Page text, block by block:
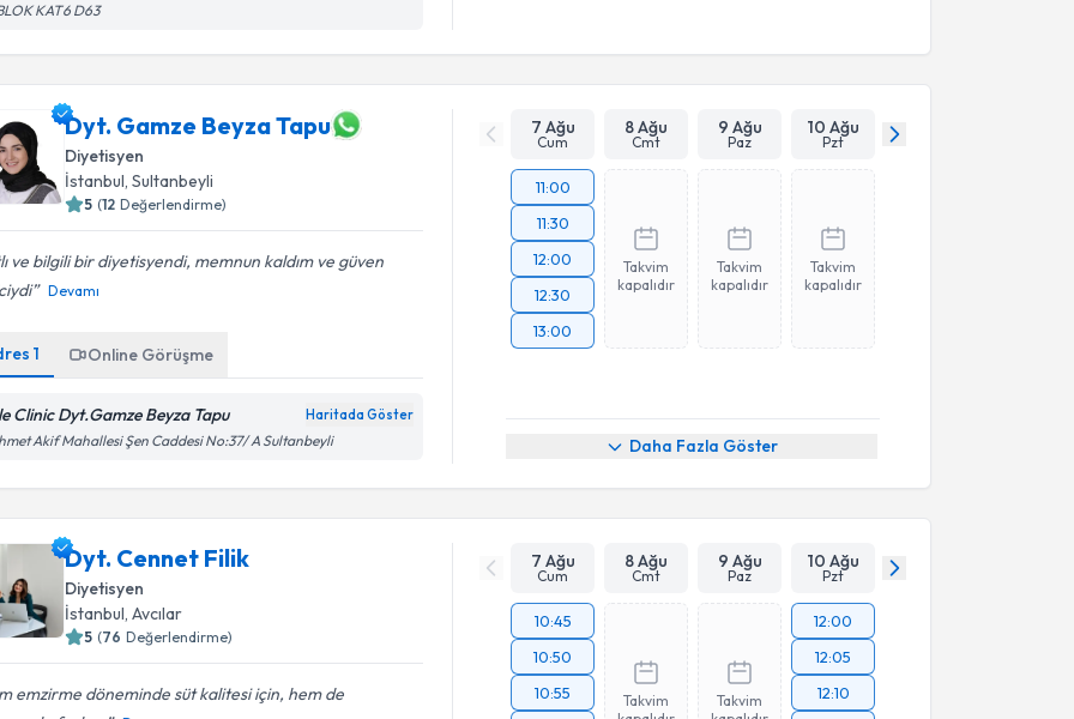
KAT6 D63
Dyt. Gamze Beyza Tapu
Diyetisyen
İstanbul, Sultanbeyli
5 (12 Değerlendirme)
ve bilgili bir diyetisyendi, memnun kaldım ve güven
Devamı
1 Online Görüşme
Clinic Dyt.Gamze Beyza Tapu Haritada Göster
Akif Mahallesi Şen Caddesi No:37/ A Sultanbeyli
7 Ağu
Cum
8 Ağu
Cmt
9 Ağu
Paz
10 Ağu
Pzt
11:00
11:30
12:00
12:30
13:00
Takvim
kapalıdır
Takvim
kapalıdır
Takvim
kapalıdır
Daha Fazla Göster
Dyt. Cennet Filik
Diyetisyen
İstanbul , Avcılar
5 (76 Değerlendirme)
emzirme döneminde süt kalitesi için, hem de
7 Ağu
Cum
8 Ağu
Cmt
9 Ağu
Paz
10 Ağu
Pzt
10:45
10:50
10:55
Takvim
Takvim
12:00
12:05
12:10